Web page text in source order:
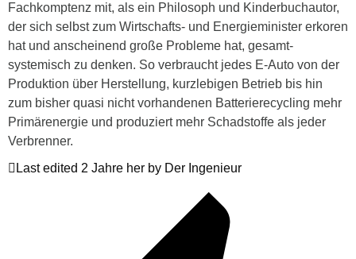
Fachkomptenz mit, als ein Philosoph und Kinderbuchautor,
der sich selbst zum Wirtschafts- und Energieminister erkoren
hat und anscheinend große Probleme hat, gesamt-
systemisch zu denken. So verbraucht jedes E-Auto von der
Produktion über Herstellung, kurzlebigen Betrieb bis hin
zum bisher quasi nicht vorhandenen Batterierecycling mehr
Primärenergie und produziert mehr Schadstoffe als jeder
Verbrenner.
Last edited 2 Jahre her by Der Ingenieur